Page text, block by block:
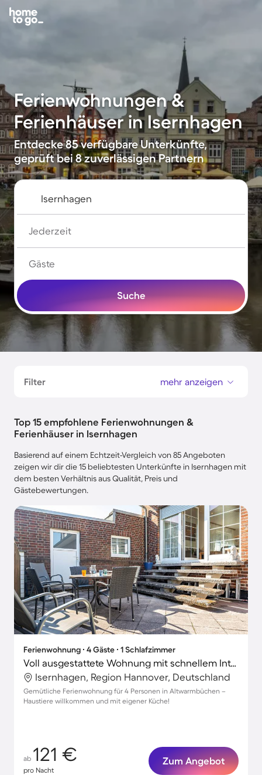
Ferienwohnungen &
Ferienhäuser in Isernhagen
Entdecke 85 verfügbare Unterkünfte,
geprüft bei 8 zuverlässigen Partnern
Jederzeit
Gäste
Suche
Filter mehr anzeigen
Top 15 empfohlene Ferienwohnungen &
Ferienhäuser in Isernhagen
Basierend auf einem Echtzeit-Vergleich von 85 Angeboten
zeigen wir dir die 15 beliebtesten Unterkünfte in Isernhagen mit
dem besten Verhältnis aus Qualität, Preis und
Gästebewertungen.
Ferienwohnung ∙ 4 Gäste ∙ 1 Schlafzimmer
Voll ausgestattete Wohnung mit schnellem Internet | Gartenblick | Haustierfreundlich
Isernhagen, Region Hannover, Deutschland
Gemütliche Ferienwohnung für 4 Personen in Altwarmbüchen –
Haustiere willkommen und mit eigener Küche!
ab 121 €
pro Nacht
Zum Angebot